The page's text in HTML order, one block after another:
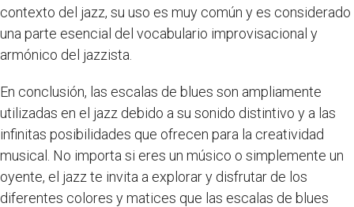
contexto del jazz, su uso es muy común y es considerado
una parte esencial del vocabulario improvisacional y
armónico del jazzista.
En conclusión, las escalas de blues son ampliamente
utilizadas en el jazz debido a su sonido distintivo y a las
infinitas posibilidades que ofrecen para la creatividad
musical. No importa si eres un músico o simplemente un
oyente, el jazz te invita a explorar y disfrutar de los
diferentes colores y matices que las escalas de blues